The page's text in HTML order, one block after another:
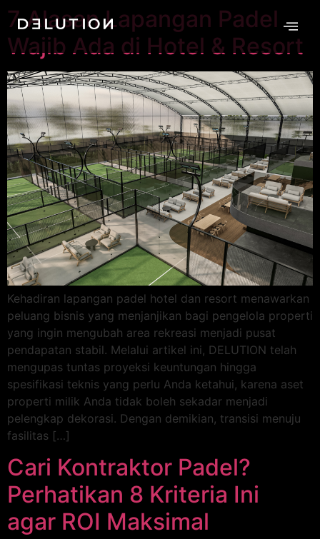
7 Alasan Lapangan Padel
Wajib Ada di Hotel & Resort
Kehadiran lapangan padel hotel dan resort menawarkan
peluang bisnis yang menjanjikan bagi pengelola properti
yang ingin mengubah area rekreasi menjadi pusat
pendapatan stabil. Melalui artikel ini, DELUTION telah
mengupas tuntas proyeksi keuntungan hingga
spesifikasi teknis yang perlu Anda ketahui, karena aset
properti milik Anda tidak boleh sekadar menjadi
pelengkap dekorasi. Dengan demikian, transisi menuju
fasilitas […]
Cari Kontraktor Padel?
Perhatikan 8 Kriteria Ini
agar ROI Maksimal